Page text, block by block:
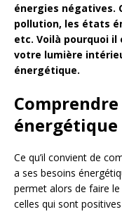
énergies négatives.
pollution, les états
etc. Voilà pourquoi
votre lumière
énergétique.
énergétique
Ce qu’il convient de
a ses besoins
permet alors de faire
celles qui sont